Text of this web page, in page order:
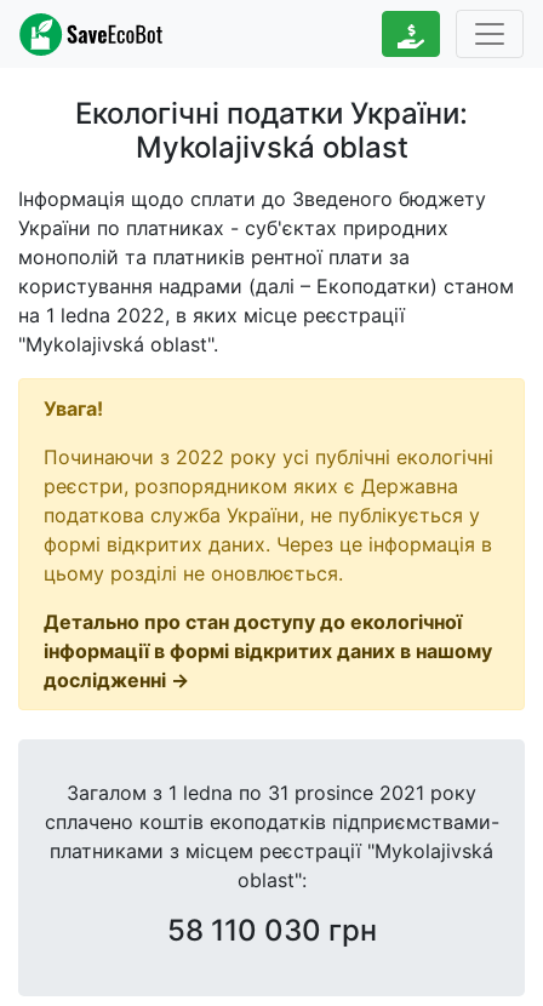
Екологічні податки України:
Mykolajivská oblast
Інформація щодо сплати до Зведеного бюджету
України по платниках - суб'єктах природних
монополій та платників рентної плати за
користування надрами (далі – Екоподатки) станом
на 1 ledna 2022, в яких місце реєстрації
"Mykolajivská oblast".
Увага!
Починаючи з 2022 року усі публічні екологічні
реєстри, розпорядником яких є Державна
податкова служба України, не публікується у
формі відкритих даних. Через це інформація в
цьому розділі не оновлюється.
Детально про стан доступу до екологічної
інформації в формі відкритих даних в нашому
дослідженні →
Загалом з 1 ledna по 31 prosince 2021 року
сплачено коштів екоподатків підприємствами-
платниками з місцем реєстрації "Mykolajivská
oblast":
58 110 030 грн